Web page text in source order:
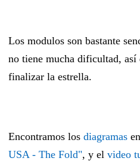
Los modulos son bastante
no tiene mucha dificultad, así
finalizar la estrella.
Encontramos los diagramas
USA - The Fold", y el video